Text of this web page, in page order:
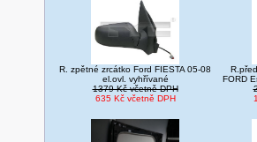
R. zpětné zrcátko Ford FIESTA 05-08
el.ovl. vyhřívané
1379 Kč včetně DPH
635 Kč včetně DPH
FORD